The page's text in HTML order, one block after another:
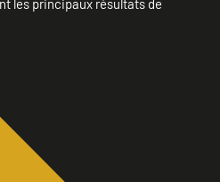
les principaux résultats de